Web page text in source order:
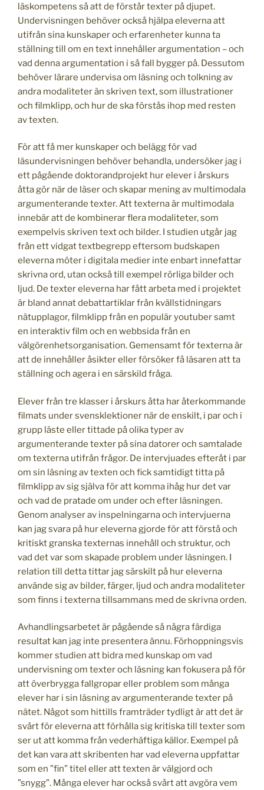
läskompetens så att de förstår texter på djupet.
Undervisningen behöver också hjälpa eleverna att
utifrån sina kunskaper och erfarenheter kunna ta
ställning till om en text innehåller argumentation – och
vad denna argumentation i så fall bygger på. Dessutom
behöver lärare undervisa om läsning och tolkning av
andra modaliteter än skriven text, som illustrationer
och filmklipp, och hur de ska förstås ihop med resten
av texten.
För att få mer kunskaper och belägg för vad
läsundervisningen behöver behandla, undersöker jag i
ett pågående doktorandprojekt hur elever i årskurs
åtta gör när de läser och skapar mening av multimodala
argumenterande texter. Att texterna är multimodala
innebär att de kombinerar flera modaliteter, som
exempelvis skriven text och bilder. I studien utgår jag
från ett vidgat textbegrepp eftersom budskapen
eleverna möter i digitala medier inte enbart innefattar
skrivna ord, utan också till exempel rörliga bilder och
ljud. De texter eleverna har fått arbeta med i projektet
är bland annat debattartiklar från kvällstidningars
nätupplagor, filmklipp från en populär youtuber samt
en interaktiv film och en webbsida från en
välgörenhetsorganisation. Gemensamt för texterna är
att de innehåller åsikter eller försöker få läsaren att ta
ställning och agera i en särskild fråga.
Elever från tre klasser i årskurs åtta har återkommande
filmats under svensklektioner när de enskilt, i par och i
grupp läste eller tittade på olika typer av
argumenterande texter på sina datorer och samtalade
om texterna utifrån frågor. De intervjuades efteråt i par
om sin läsning av texten och fick samtidigt titta på
filmklipp av sig själva för att komma ihåg hur det var
och vad de pratade om under och efter läsningen.
Genom analyser av inspelningarna och intervjuerna
kan jag svara på hur eleverna gjorde för att förstå och
kritiskt granska texternas innehåll och struktur, och
vad det var som skapade problem under läsningen. I
relation till detta tittar jag särskilt på hur eleverna
använde sig av bilder, färger, ljud och andra modaliteter
som finns i texterna tillsammans med de skrivna orden.
Avhandlingsarbetet är pågående så några färdiga
resultat kan jag inte presentera ännu. Förhoppningsvis
kommer studien att bidra med kunskap om vad
undervisning om texter och läsning kan fokusera på för
att överbrygga fallgropar eller problem som många
elever har i sin läsning av argumenterande texter på
nätet. Något som hittills framträder tydligt är att det är
svårt för eleverna att förhålla sig kritiska till texter som
ser ut att komma från vederhäftiga källor. Exempel på
det kan vara att skribenten har vad eleverna uppfattar
som en ”fin” titel eller att texten är välgjord och
”snygg”. Många elever har också svårt att avgöra vem